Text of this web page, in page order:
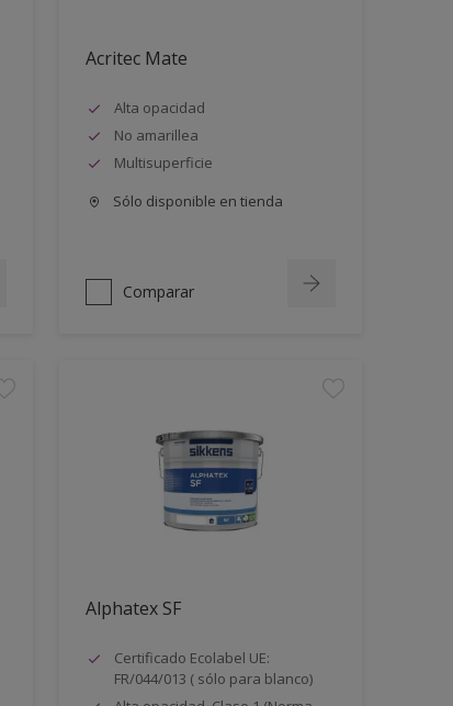
Acritec Mate
Alta opacidad
No amarillea
Multisuperficie
Sólo disponible en tienda
Comparar
Alphatex SF
Certificado Ecolabel UE:
FR/044/013 ( sólo para blanco)